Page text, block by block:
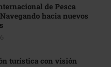
de Pesca
hacia nuevos
turística con visión